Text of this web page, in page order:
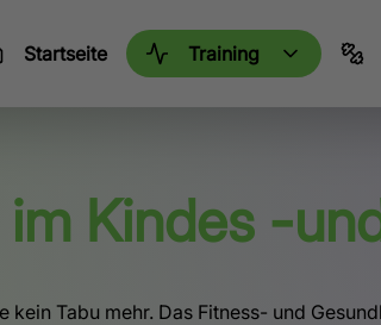
Startseite Training
im Kindes -
Tabu mehr. Das Fitness- und